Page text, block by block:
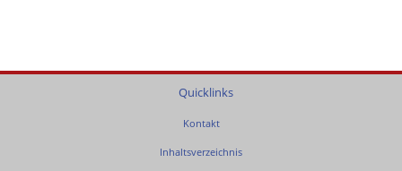
Quicklinks
Kontakt
Inhaltsverzeichnis